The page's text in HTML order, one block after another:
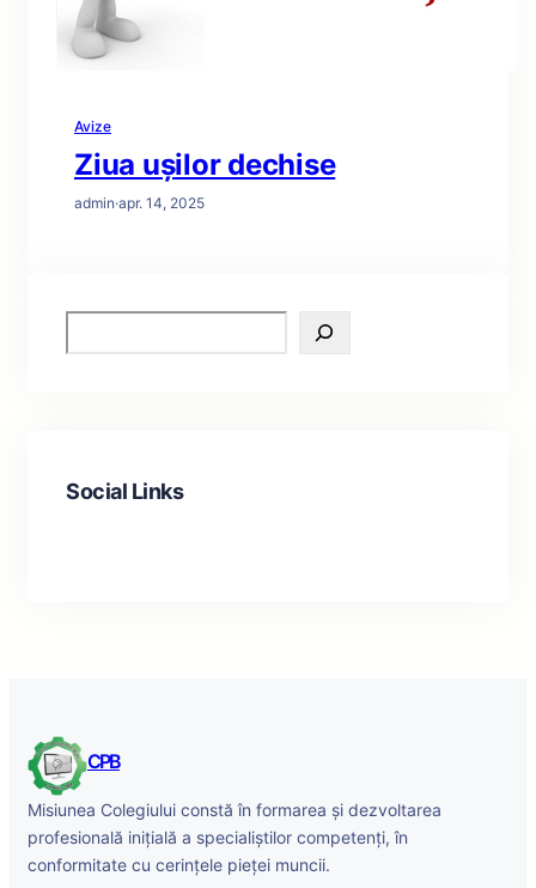
Avize
Ziua ușilor dechise
admin·apr. 14, 2025
e
Social Links
CPB
Misiunea Colegiului constă în formarea și dezvoltarea
profesională inițială a specialiștilor competenți, în
conformitate cu cerințele pieței muncii.